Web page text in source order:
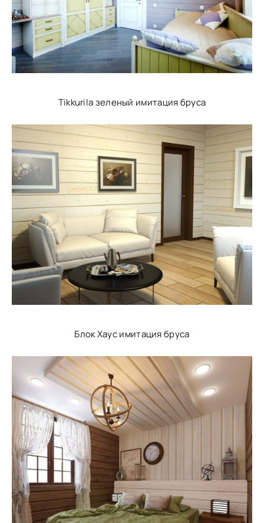
Tikkurila зеленый имитация бруса
Блок Хаус имитация бруса